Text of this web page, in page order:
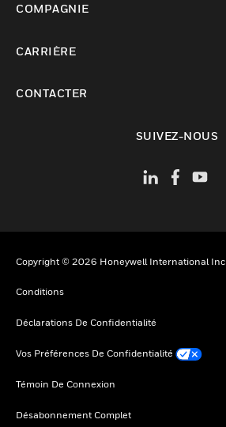
COMPAGNIE
CARRIÈRE
CONTACTER
SUIVEZ-NOUS
Copyright © 2026 Honeywell International Inc
Conditions
Déclarations De Confidentialité
Vos Préférences De Confidentialité
Témoin De Connexion
Désabonnement Complet